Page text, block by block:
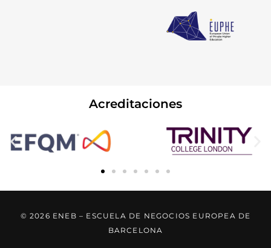
Acreditaciones
© 2026 ENEB – ESCUELA DE NEGOCIOS EUROPEA DE
BARCELONA